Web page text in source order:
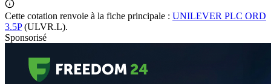
Cette cotation renvoie à la fiche principale : UNILEVER PLC ORD
3.5P(ULVR.L).
Sponsorisé